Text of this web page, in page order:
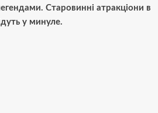
Старовинні атракціони в
у минуле.